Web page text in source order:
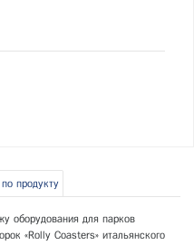
продукту
оборудования для парков
«Rolly Coasters» итальянского